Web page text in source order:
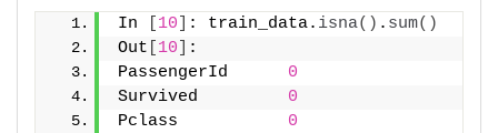
In 10 : train_data. isna() . sum()
Out
10
:
PassengerId 0
Survived 0
Pclass 0